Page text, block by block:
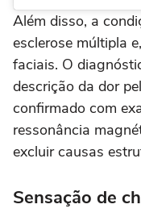
Além disso, a
esclerose múltipla
faciais. O
descrição da dor
confirmado com
ressonância
excluir causas
Sensação de